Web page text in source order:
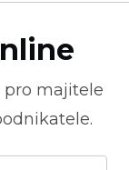
majitele